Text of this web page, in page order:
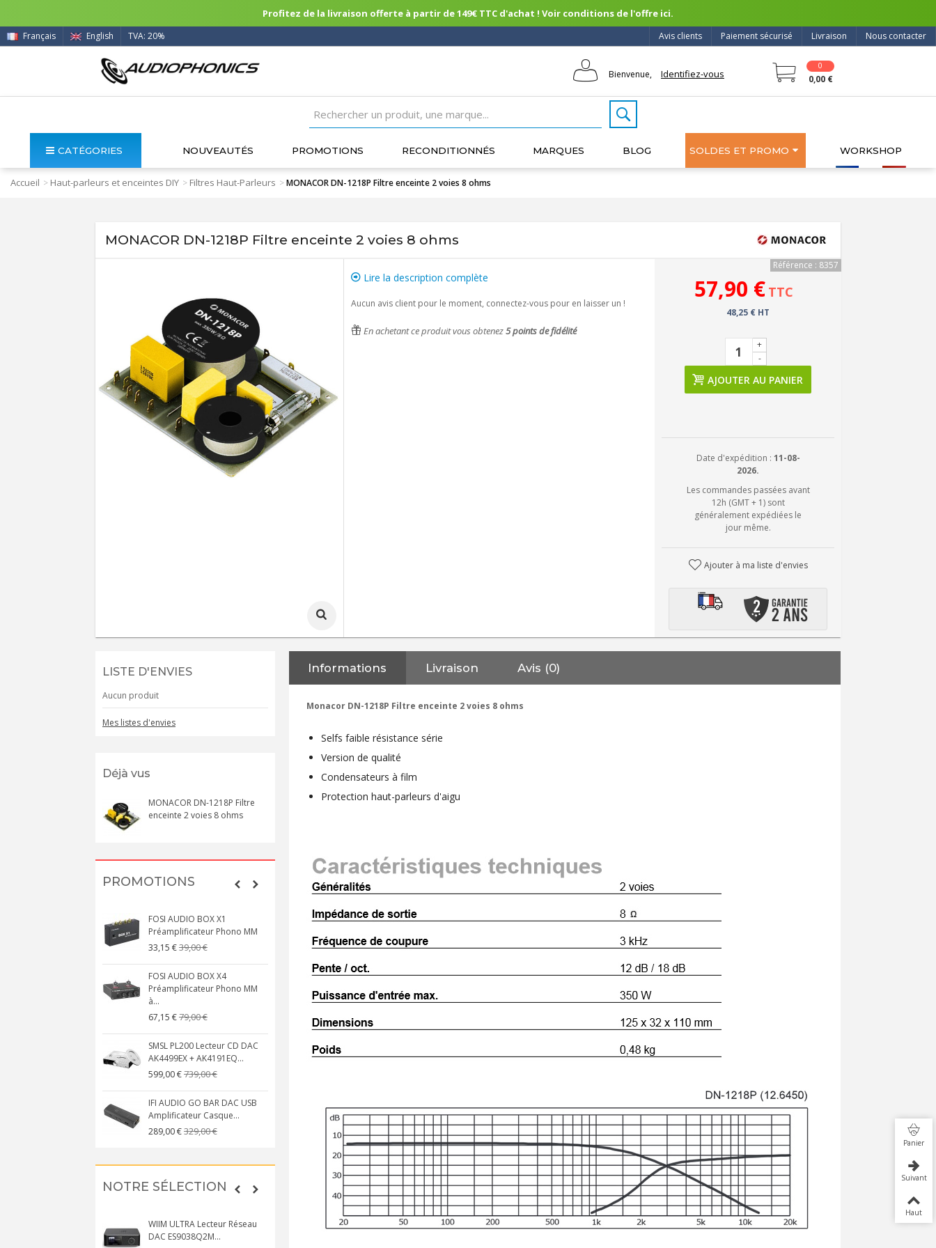
Profitez de la livraison offerte à partir de 149€ TTC d'achat ! Voir conditions de l'offre ici.
Nous contacter
Livraison
Paiement sécurisé
Avis clients
Français English TVA: 20%
Bienvenue, Identifiez-vous
0
0,00 €
CATÉGORIES NOUVEAUTÉS PROMOTIONS RECONDITIONNÉS MARQUES BLOG SOLDES ET PROMO WORKSHOP
Accueil > Haut-parleurs et enceintes DIY > Filtres Haut-Parleurs >MONACOR DN-1218P Filtre enceinte 2 voies 8 ohms
MONACOR DN-1218P Filtre enceinte 2 voies 8 ohms
Lire la description complète
Aucun avis client pour le moment, connectez-vous pour en laisser un !
En achetant ce produit vous obtenez5points de fidélité
Référence : 8357
57,90 € TTC
48,25 € HT
-
+
AJOUTER AU PANIER
Date d'expédition : 11-08-
2026.
Les commandes passées avant
12h (GMT + 1) sont
généralement expédiées le
jour même.
Ajouter à ma liste d'envies
LISTE D'ENVIES
Aucun produit
Mes listes d'envies
Déjà vus
MONACOR DN-1218P Filtre
enceinte 2 voies 8 ohms
PROMOTIONS
FOSI AUDIO BOX X1
Préamplificateur Phono MM
33,15 €39,00 €
FOSI AUDIO BOX X4
Préamplificateur Phono MM
à...
67,15 €79,00 €
SMSL PL200 Lecteur CD DAC
AK4499EX + AK4191EQ...
599,00 €739,00 €
IFI AUDIO GO BAR DAC USB
Amplificateur Casque...
289,00 €329,00 €
NEUTRIK NC3FXX Connecteur
4,30 €4,95 €
[GRADE B] DAYTON AUDIO
MKSX4 Enceinte Subwoofer...
149,00 €179,90 €
AUDIOPHONICS DA-S250NC
Amplificateur Intégré...
649,00 €
135,99 €159,99 €
NOTRE SÉLECTION
WIIM ULTRA Lecteur Réseau
DAC ES9038Q2M...
AUDIOPHONICS DAW-S250NC
Informations Livraison Avis (0)
Monacor DN-1218P Filtre enceinte 2 voies 8 ohms
Selfs faible résistance série
Version de qualité
Condensateurs à film
Protection haut-parleurs d'aigu
Panier
Suivant
Haut